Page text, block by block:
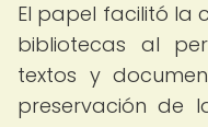
El papel facilitó la
bibliotecas al
textos y
preservación de